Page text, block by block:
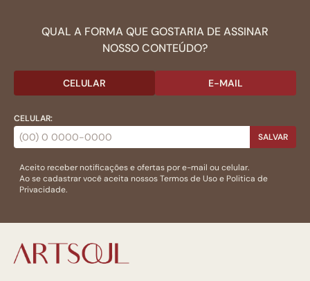
QUAL A FORMA QUE GOSTARIA DE ASSINAR
NOSSO CONTEÚDO?
CELULAR E-MAIL
CELULAR:
SALVAR
Aceito receber notificações e ofertas por e-mail ou celular.
Ao se cadastrar você aceita nossosTermos de Usoe Politica de
Privacidade.